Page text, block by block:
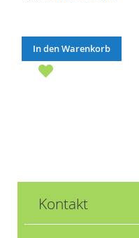
In den Warenkorb
Kontakt